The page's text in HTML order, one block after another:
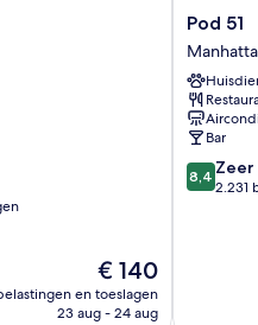
De
prijs
is
€ 140
en toeslagen
23 aug - 24 aug
Pod
51
Pod 51
Bar
8.4
van
8,4 Zeer
2.231